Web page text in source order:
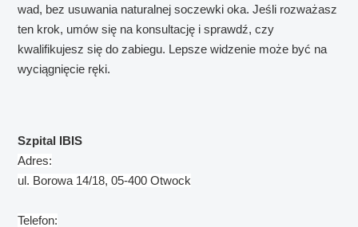
wad, bez usuwania naturalnej soczewki oka. Jeśli rozważasz
ten krok, umów się na konsultację i sprawdź, czy
kwalifikujesz się do zabiegu. Lepsze widzenie może być na
wyciągnięcie ręki.
Szpital IBIS
Adres:
ul. Borowa 14/18, 05-400 Otwock
Telefon: